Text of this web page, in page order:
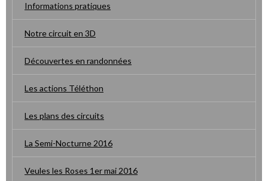
Informations pratiques
Notre circuit en 3D
Découvertes en randonnées
Les actions Téléthon
Les plans des circuits
La Semi-Nocturne 2016
Veules les Roses 1er mai 2016